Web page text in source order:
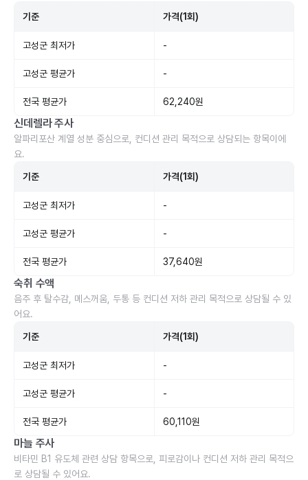
기준 가격(1회)
고성군 최저가 -
고성군 평균가 -
전국 평균가 62,240원
신데렐라 주사
알파리포산 계열 성분 중심으로, 컨디션 관리 목적으로 상담되는 항목이에
요.
기준 가격(1회)
고성군 최저가 -
고성군 평균가 -
전국 평균가 37,640원
숙취 수액
음주 후 탈수감, 메스꺼움, 두통 등 컨디션 저하 관리 목적으로 상담될 수 있
어요.
기준 가격(1회)
고성군 최저가 -
고성군 평균가 -
전국 평균가 60,110원
마늘 주사
비타민 B1 유도체 관련 상담 항목으로, 피로감이나 컨디션 저하 관리 목적으
로 상담될 수 있어요.